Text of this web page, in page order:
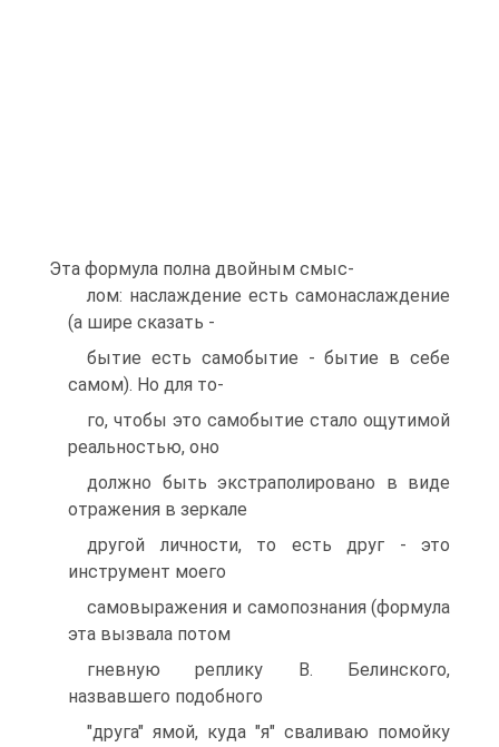
Эта формула полна двойным смыс-
лом: наслаждение есть самонаслаждение
(а шире сказать -
бытие есть самобытие - бытие в себе
самом). Но для то-
го, чтобы это самобытие стало ощутимой
реальностью, оно
должно быть экстраполировано в виде
отражения в зеркале
другой личности, то есть друг - это
инструмент моего
самовыражения и самопознания (формула
эта вызвала потом
гневную реплику В. Белинского,
назвавшего подобного
"друга" ямой, куда "я" сваливаю помойку